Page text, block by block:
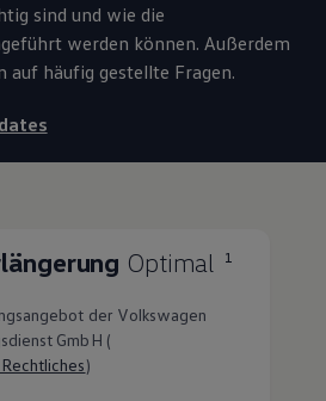
sind und wie die
werden können. Außerdem
auf häufig gestellte Fragen.
Optimal 1
der Volkswagen
GmbH (
)